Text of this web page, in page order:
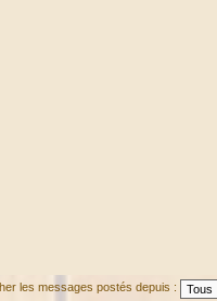
les messages postés depuis :